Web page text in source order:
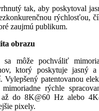
tak, aby poskytoval
rýchlosťou,
zaujmú publikum.
obrazu
môže pochváliť
ktorý poskytuje jasný
patentovanou
rýchle
až do 8K@60 Hz alebo
pixely.